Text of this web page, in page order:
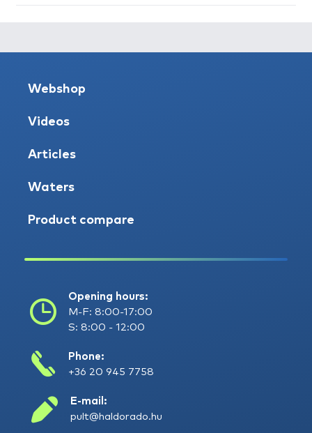
Webshop
Videos
Articles
Waters
Product compare
Opening hours:
M-F: 8:00-17:00
S: 8:00 - 12:00
Phone:
+36 20 945 7758
E-mail:
pult@haldorado.hu